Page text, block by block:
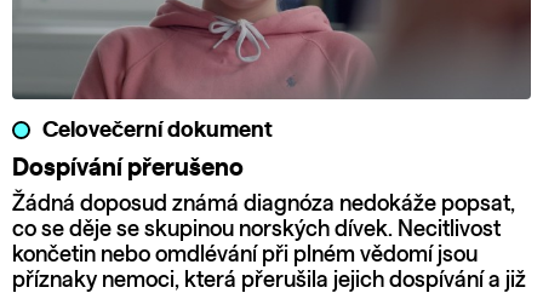
Celovečerní dokument
Dospívání přerušeno
Žádná doposud známá diagnóza nedokáže popsat,
co se děje se skupinou norských dívek. Necitlivost
končetin nebo omdlévání při plném vědomí jsou
příznaky nemoci, která přerušila jejich dospívání a již